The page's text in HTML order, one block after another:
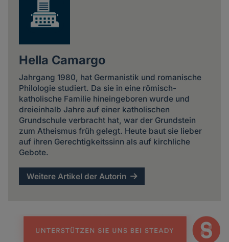
Hella Camargo
Jahrgang 1980, hat Germanistik und romanische
Philologie studiert. Da sie in eine römisch-
katholische Familie hineingeboren wurde und
dreieinhalb Jahre auf einer katholischen
Grundschule verbracht hat, war der Grundstein
zum Atheismus früh gelegt. Heute baut sie lieber
auf ihren Gerechtigkeitssinn als auf kirchliche
Gebote.
Weitere Artikel der Autorin